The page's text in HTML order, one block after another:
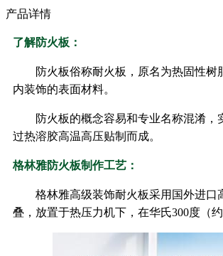
产品详情
了解防火板：
防火板俗称耐火板，原名为热固性
内装饰的表面材料。
防火板的概念容易和专业名称混淆
过热溶胶高温高压贴制而成。
格林雅防火板制作工艺：
格林雅高级装饰耐火板采用国外进
叠，放置于热压力机下，在华氏300度（